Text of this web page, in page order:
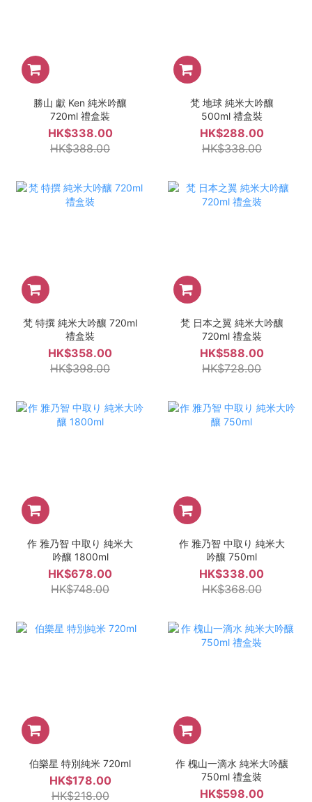
勝山 獻 Ken 純米吟釀
720ml 禮盒裝
HK$338.00
HK$388.00
梵 地球 純米大吟釀
500ml 禮盒裝
HK$288.00
HK$338.00
梵 特撰 純米大吟釀 720ml
禮盒裝
HK$358.00
HK$398.00
梵 日本之翼 純米大吟釀
720ml 禮盒裝
HK$588.00
HK$728.00
作 雅乃智 中取り 純米大
吟釀 1800ml
HK$678.00
HK$748.00
作 雅乃智 中取り 純米大
吟釀 750ml
HK$338.00
HK$368.00
伯樂星 特別純米 720ml
HK$178.00
HK$218.00
作 槐山一滴水 純米大吟釀
750ml 禮盒裝
HK$598.00